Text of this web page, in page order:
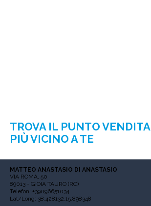
TROVA IL PUNTO VENDITA
PIÙ VICINO A TE
MATTEO ANASTASIO DI ANASTASIO
VIA ROMA, 50
89013 - GIOIA TAURO (RC)
Telefon: +39096651034
Lat/Long: 38.428132,15.898348